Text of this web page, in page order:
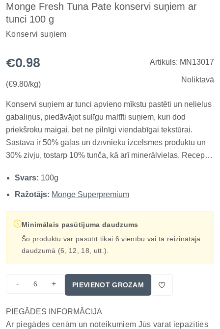
Monge Fresh Tuna Pate konservi suņiem ar
tunci 100 g
Konservi suņiem
€0.98
(€9.80/kg)
Artikuls: MN13017
Noliktavā
Konservi suņiem ar tunci apvieno mīkstu pastēti un nelielus
gabaliņus, piedāvājot sulīgu maltīti suņiem, kuri dod
priekšroku maigai, bet ne pilnīgi viendabīgai tekstūrai.
Sastāvā ir 50% gaļas un dzīvnieku izcelsmes produktu un
30% zivju, tostarp 10% tunča, kā arī minerālvielas. Receptei
mākslīgo krāsvielu vai konservantu. Šis formāts ir īpaši...
Svars: 100g
Ražotājs: Monge Superpremium
Minimālais pasūtījuma daudzums
Šo produktu var pasūtīt tikai 6 vienību vai tā reizinātāja
daudzumā (6, 12, 18, utt.).
- + PIEVIENOT GROZAM
PIEGĀDES INFORMĀCIJA
Ar piegādes cenām un noteikumiem Jūs varat iepazīties